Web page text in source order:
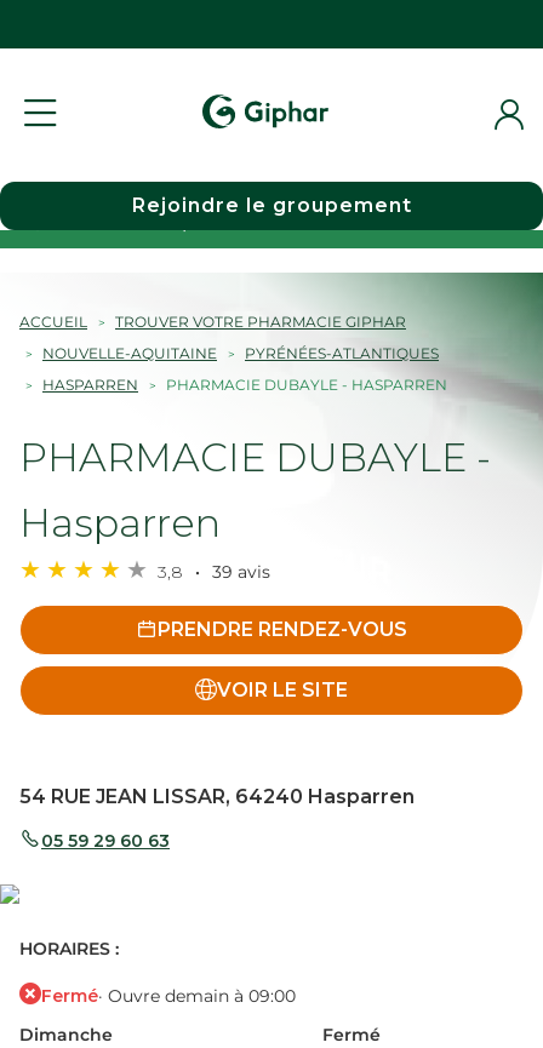
Choisir une pharmacie
Rejoindre le groupement
ACCUEIL
TROUVER VOTRE PHARMACIE GIPHAR
NOUVELLE-AQUITAINE
PYRÉNÉES-ATLANTIQUES
HASPARREN
PHARMACIE DUBAYLE - HASPARREN
PHARMACIE DUBAYLE -
Hasparren
3,8 39 avis
PRENDRE RENDEZ-VOUS
VOIR LE SITE
54 RUE JEAN LISSAR, 64240 Hasparren
05 59 29 60 63
HORAIRES :
Fermé· Ouvre demain à 09:00
Dimanche
Fermé